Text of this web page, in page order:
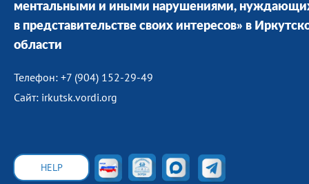
ментальными и иными нарушениями,
в представительстве своих интересов» в
области
Телефон: +7 (904) 152-29-49
Сайт: irkutsk.vordi.org
HELP